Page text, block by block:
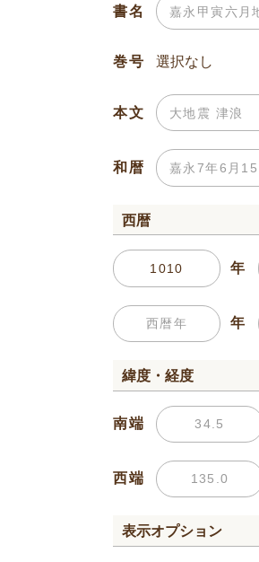
書名
巻号
本文
和暦
西暦
年
年
緯度・経度
南端
西端
表示オプション